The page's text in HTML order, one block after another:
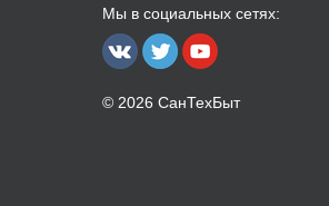
Мы в социальных сетях:
© 2026 СанТехБыт